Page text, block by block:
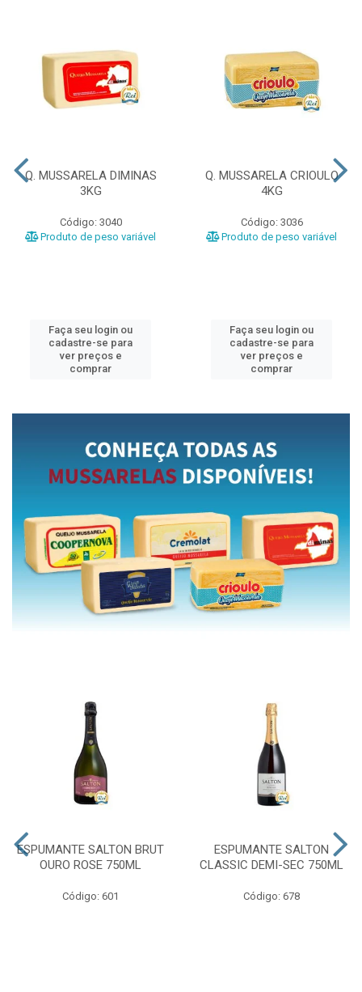
Q. MUSSARELA DIMINAS
3KG
Código: 3040
Produto de peso variável
Faça seu login ou
cadastre-se para
ver preços e
comprar
Q. MUSSARELA CRIOULO
4KG
Código: 3036
Produto de peso variável
Faça seu login ou
cadastre-se para
ver preços e
comprar
ESPUMANTE SALTON BRUT
OURO ROSE 750ML
Código: 601
ESPUMANTE SALTON
CLASSIC DEMI-SEC 750ML
Código: 678